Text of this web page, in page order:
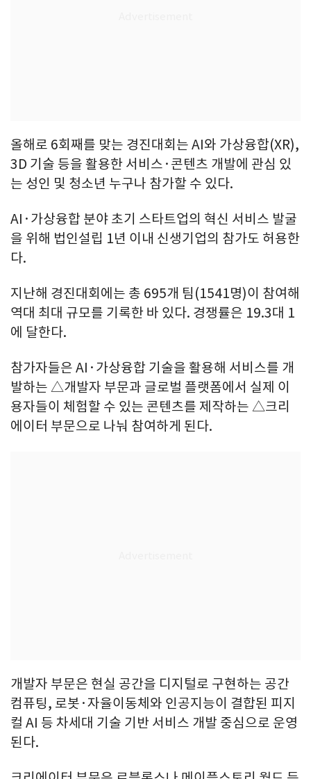
올해로 6회째를 맞는 경진대회는 AI와 가상융합(XR),
3D 기술 등을 활용한 서비스·콘텐츠 개발에 관심 있
는 성인 및 청소년 누구나 참가할 수 있다.
AI·가상융합 분야 초기 스타트업의 혁신 서비스 발굴
을 위해 법인설립 1년 이내 신생기업의 참가도 허용한
다.
지난해 경진대회에는 총 695개 팀(1541명)이 참여해
역대 최대 규모를 기록한 바 있다. 경쟁률은 19.3대 1
에 달한다.
참가자들은 AI·가상융합 기술을 활용해 서비스를 개
발하는 △개발자 부문과 글로벌 플랫폼에서 실제 이
용자들이 체험할 수 있는 콘텐츠를 제작하는 △크리
에이터 부문으로 나눠 참여하게 된다.
개발자 부문은 현실 공간을 디지털로 구현하는 공간
컴퓨팅, 로봇·자율이동체와 인공지능이 결합된 피지
컬 AI 등 차세대 기술 기반 서비스 개발 중심으로 운영
된다.